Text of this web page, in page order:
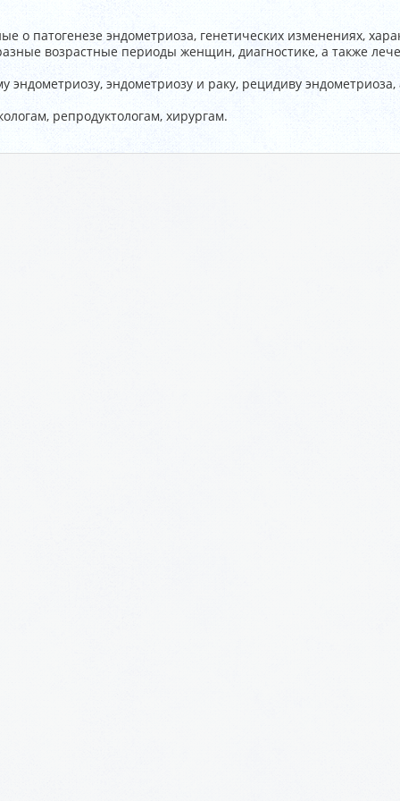
о патогенезе эндометриоза, генетических изменениях,
возрастные периоды женщин, диагностике, а также
эндометриозу и раку, рецидиву
репродуктологам, хирургам.